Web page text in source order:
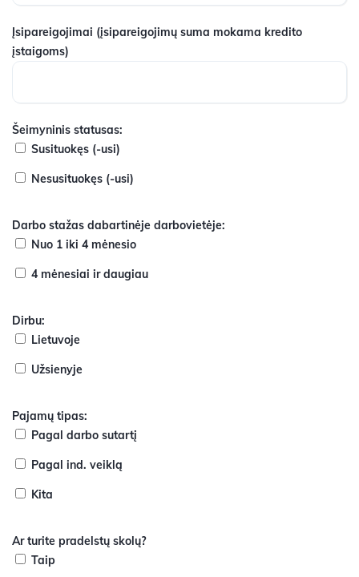
Įsipareigojimai (įsipareigojimų suma mokama kredito
įstaigoms)
Šeimyninis statusas:
Susituokęs (-usi)
Nesusituokęs (-usi)
Darbo stažas dabartinėje darbovietėje:
Nuo 1 iki 4 mėnesio
4 mėnesiai ir daugiau
Dirbu:
Lietuvoje
Užsienyje
Pajamų tipas:
Pagal darbo sutartį
Pagal ind. veiklą
Kita
Ar turite pradelstų skolų?
Taip